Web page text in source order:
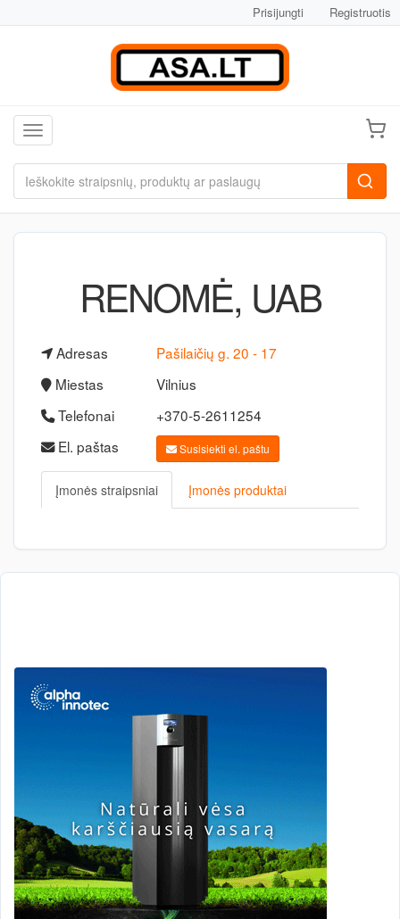
Prisijungti Registruotis
Toggle navigation
RENOMĖ, UAB
Adresas
Pašilaičių g. 20 - 17
Miestas
Vilnius
Telefonai
+370-5-2611254
El. paštas
Susisiekti el. paštu
Įmonės straipsniai Įmonės produktai